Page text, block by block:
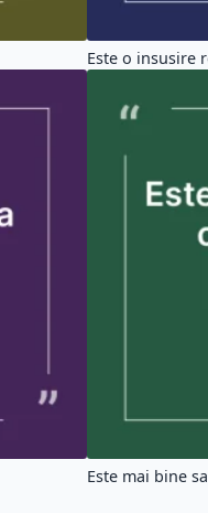
Este o insusire
Este mai bine